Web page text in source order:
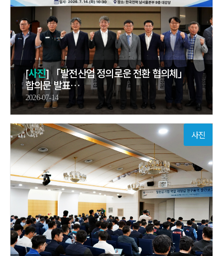
[사진] 「발전산업 정의로운 전환 협의체」
합의문 발표…
2026-07-14
사진